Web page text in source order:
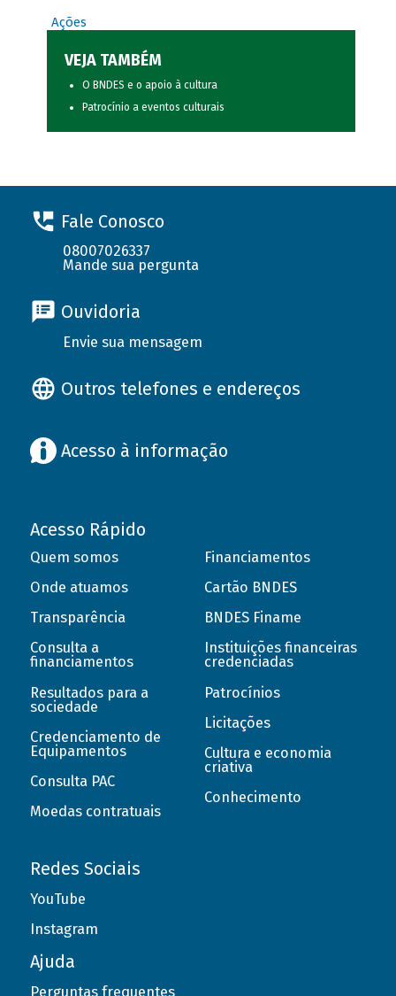
Ações
VEJA TAMBÉM
O BNDES e o apoio à cultura
Patrocínio a eventos culturais
Fale Conosco
08007026337
Mande sua pergunta
Ouvidoria
Envie sua mensagem
Outros telefones e endereços
Acesso à informação
Acesso Rápido
Quem somos
Onde atuamos
Transparência
Consulta a
financiamentos
Resultados para a
sociedade
Credenciamento de
Equipamentos
Consulta PAC
Moedas contratuais
Financiamentos
Cartão BNDES
BNDES Finame
Instituições financeiras
credenciadas
Patrocínios
Licitações
Cultura e economia
criativa
Conhecimento
Redes Sociais
YouTube
Instagram
Ajuda
Perguntas frequentes